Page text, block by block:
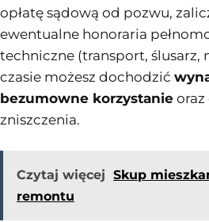
opłatę sądową od pozwu,
ewentualne honoraria
techniczne (transport, ślusarz,
czasie możesz dochodzić
bezumowne korzystanie oraz
zniszczenia.
Czytaj więcej Skup
remontu